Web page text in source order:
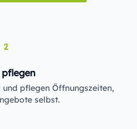
2
pflegen Öffnungszeiten,
selbst.